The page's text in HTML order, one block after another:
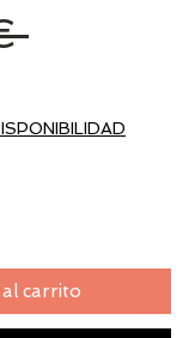
Precio
carrito